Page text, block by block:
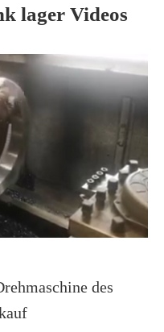
lager Videos
des